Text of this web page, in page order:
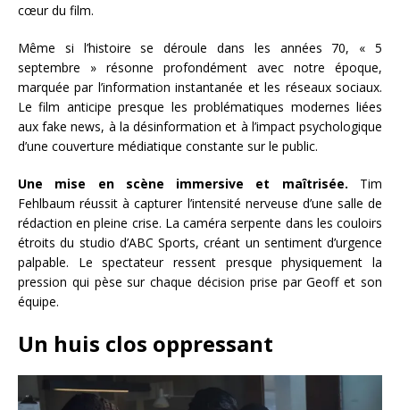
cœur du film.
Même si l’histoire se déroule dans les années 70, « 5
septembre » résonne profondément avec notre époque,
marquée par l’information instantanée et les réseaux sociaux.
Le film anticipe presque les problématiques modernes liées
aux fake news, à la désinformation et à l’impact psychologique
d’une couverture médiatique constante sur le public.
Une mise en scène immersive et maîtrisée. Tim
Fehlbaum réussit à capturer l’intensité nerveuse d’une salle de
rédaction en pleine crise. La caméra serpente dans les couloirs
étroits du studio d’ABC Sports, créant un sentiment d’urgence
palpable. Le spectateur ressent presque physiquement la
pression qui pèse sur chaque décision prise par Geoff et son
équipe.
Un huis clos oppressant